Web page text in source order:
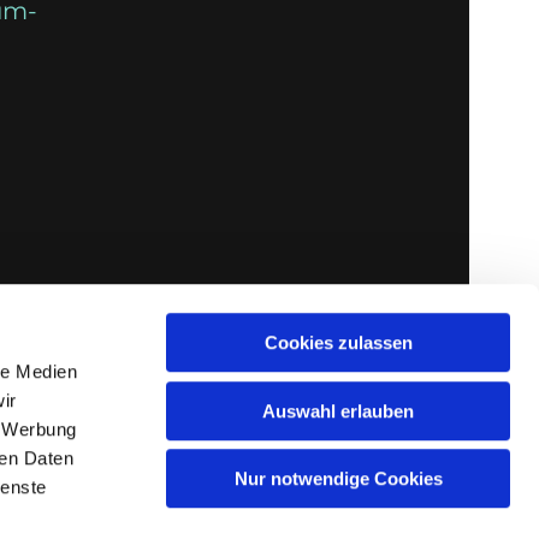
Medien
Daten
Cookies zulassen
Auswahl erlauben
Nur notwendige Cookies